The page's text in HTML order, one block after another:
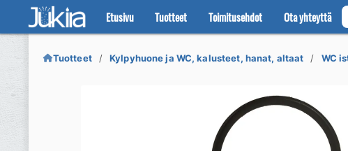
Etusivu Tuotteet Toimitusehdot Ota yhteyttä
Siirry
navigointiin
Siirry
sisältöön
Tuotteet Kylpyhuone ja WC, kalusteet, hanat, altaat WC